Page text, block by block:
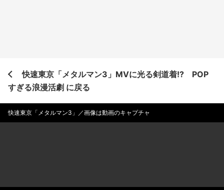
快速東京「メタルマン3」MVに光る剣道着!? POP
すぎる浪漫活劇 に戻る
快速東京「メタルマン3」／画像は動画のキャプチャ